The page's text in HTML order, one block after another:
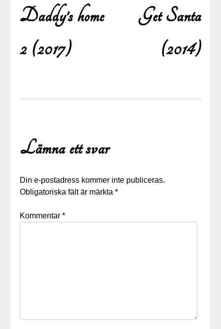
Inläggsnavigering
Daddy’s home
2 (2017)
Get Santa
(2014)
Lämna ett svar
Din e-postadress kommer inte publiceras.
Obligatoriska fält är märkta*
Kommentar*